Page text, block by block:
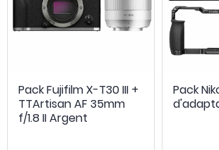
Pack Fujifilm X-T30 III +
TTArtisan AF 35mm
f/1.8 II Argent
Pack